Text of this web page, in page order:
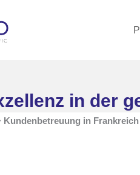
in der
Kundenbetreuung in Frankreich